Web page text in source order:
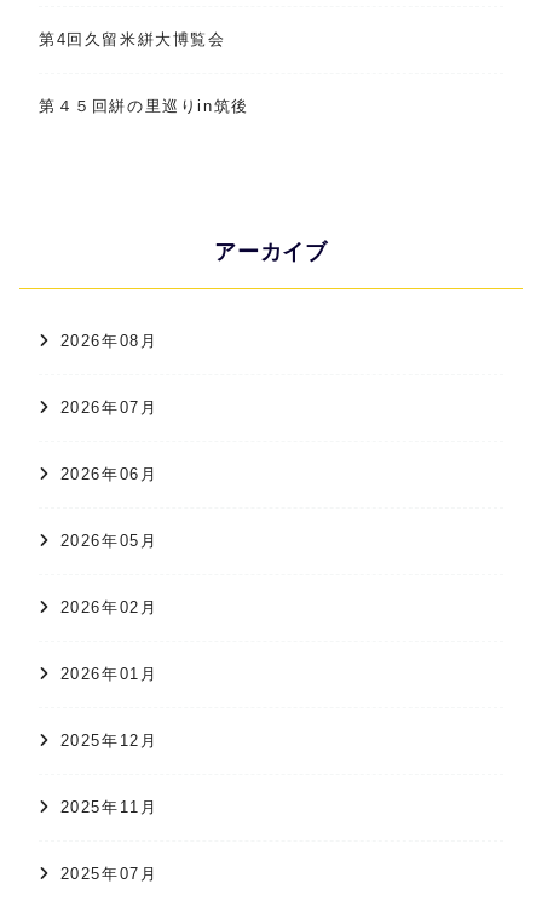
第4回久留米絣大博覧会
第４５回絣の里巡りin筑後
アーカイブ
2026年08月
2026年07月
2026年06月
2026年05月
2026年02月
2026年01月
2025年12月
2025年11月
2025年07月